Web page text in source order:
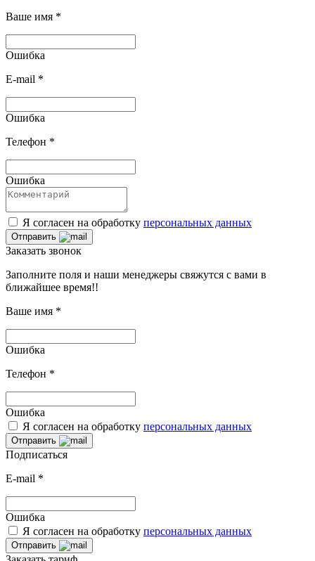
Ваше имя *
Ошибка
E-mail *
Ошибка
Телефон *
Ошибка
Я согласен на обработку персональных данных
Отправить
Заказать звонок
Заполните поля и наши менеджеры свяжутся с вами в
ближайшее время!!
Ваше имя *
Ошибка
Телефон *
Ошибка
Я согласен на обработку персональных данных
Отправить
Подписаться
E-mail *
Ошибка
Я согласен на обработку персональных данных
Отправить